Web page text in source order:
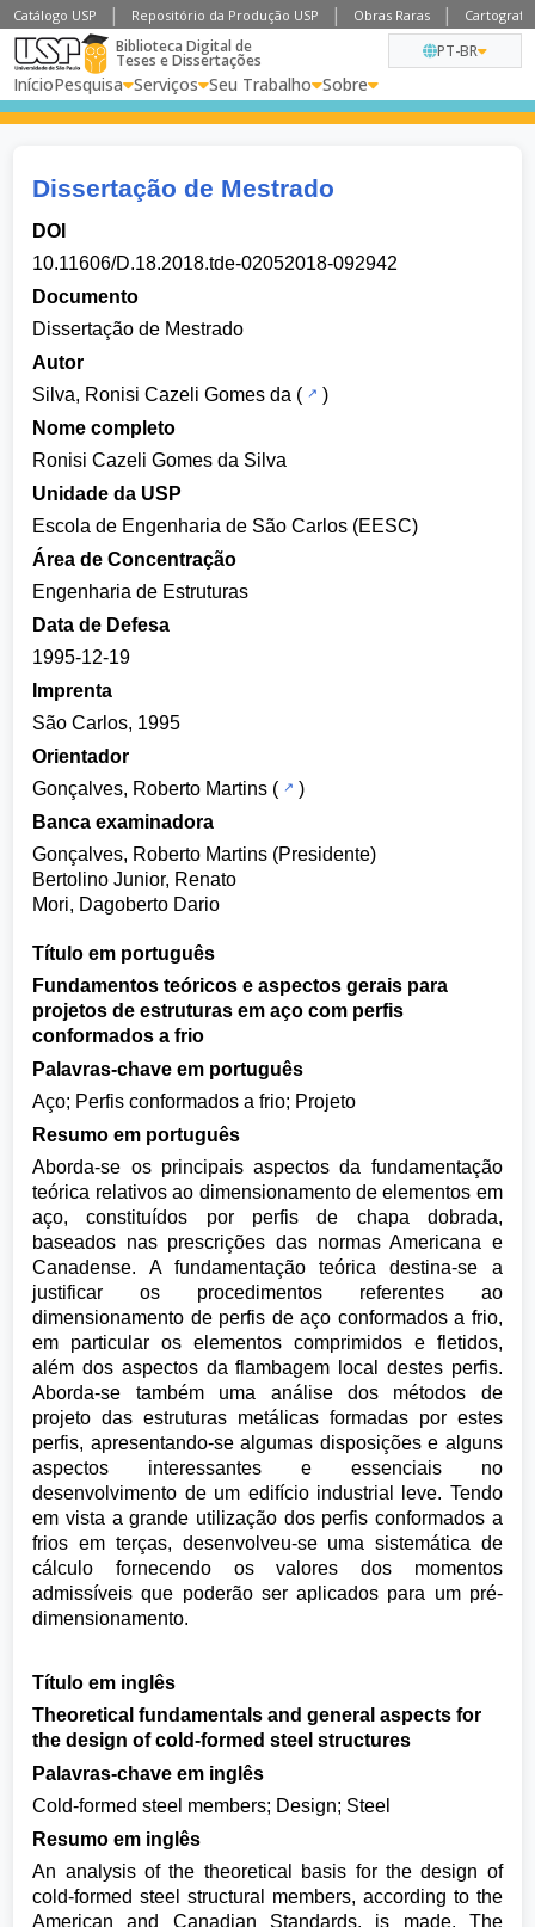
Catálogo USP Repositório da Produção USP Obras Raras
Biblioteca Digital de
Teses e Dissertações
InícioPesquisa Serviços Seu Trabalho Sobre
PT-BR
Dissertação de Mestrado
DOI
10.11606/D.18.2018.tde-02052018-092942
Documento
Dissertação de Mestrado
Autor
Silva, Ronisi Cazeli Gomes da (
)
Nome completo
Ronisi Cazeli Gomes da Silva
Unidade da USP
Escola de Engenharia de São Carlos (EESC)
Área de Concentração
Engenharia de Estruturas
Data de Defesa
1995-12-19
Imprenta
São Carlos, 1995
Orientador
Gonçalves, Roberto Martins (
)
Banca examinadora
Gonçalves, Roberto Martins (Presidente)
Bertolino Junior, Renato
Mori, Dagoberto Dario
Título em português
Fundamentos teóricos e aspectos gerais para
projetos de estruturas em aço com perfis
conformados a frio
Palavras-chave em português
Aço; Perfis conformados a frio; Projeto
Resumo em português
Aborda-se os principais aspectos da fundamentação
teórica relativos ao dimensionamento de elementos em
aço, constituídos por perfis de chapa dobrada,
baseados nas prescrições das normas Americana e
Canadense. A fundamentação teórica destina-se a
justificar os procedimentos referentes ao
dimensionamento de perfis de aço conformados a frio,
em particular os elementos comprimidos e fletidos,
além dos aspectos da flambagem local destes perfis.
Aborda-se também uma análise dos métodos de
projeto das estruturas metálicas formadas por estes
perfis, apresentando-se algumas disposições e alguns
aspectos interessantes e essenciais no
desenvolvimento de um edifício industrial leve. Tendo
em vista a grande utilização dos perfis conformados a
frios em terças, desenvolveu-se uma sistemática de
cálculo fornecendo os valores dos momentos
admissíveis que poderão ser aplicados para um pré-
dimensionamento.
Título em inglês
Theoretical fundamentals and general aspects for
the design of cold-formed steel structures
Palavras-chave em inglês
Cold-formed steel members; Design; Steel
Resumo em inglês
An analysis of the theoretical basis for the design of
cold-formed steel structural members, according to the
American and Canadian Standards, is made. The